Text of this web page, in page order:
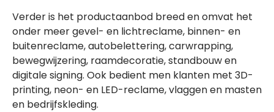
Verder is het productaanbod breed en omvat het
onder meer gevel- en lichtreclame, binnen- en
buitenreclame, autobelettering, carwrapping,
bewegwijzering, raamdecoratie, standbouw en
digitale signing. Ook bedient men klanten met 3D-
printing, neon- en LED-reclame, vlaggen en masten
en bedrijfskleding.